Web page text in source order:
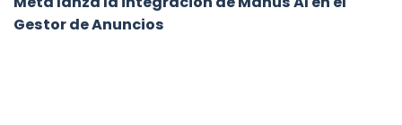
Gestor de Anuncios